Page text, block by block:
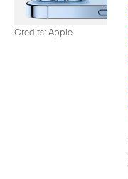
Credits: Apple